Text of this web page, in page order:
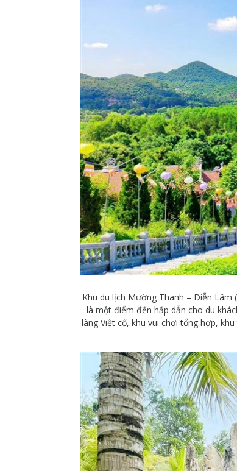
Khu du lịch Mường Thanh – Diễn Lâm
là một điểm đến hấp dẫn cho du
làng Việt cổ, khu vui chơi tổng hợp,